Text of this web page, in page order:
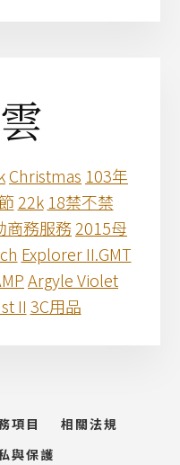
Christmas 103年
22k 18禁不禁
商務服務 2015母
Explorer II.GMT
Argyle Violet
II 3C用品
項目
相關法規
與保護